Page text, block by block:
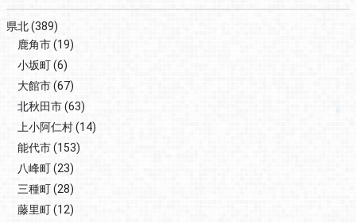
県北(389)
鹿角市(19)
小坂町(6)
大館市(67)
北秋田市(63)
上小阿仁村(14)
能代市(153)
八峰町(23)
三種町(28)
藤里町(12)